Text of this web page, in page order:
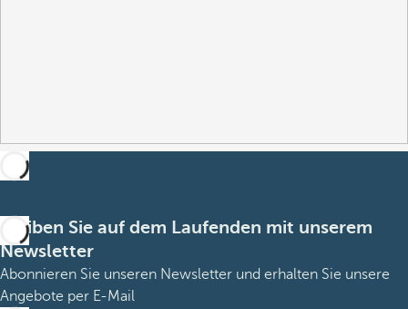
Bleiben Sie auf dem Laufenden mit unserem
Newsletter
Abonnieren Sie unseren Newsletter und erhalten Sie unsere
Angebote per E-Mail